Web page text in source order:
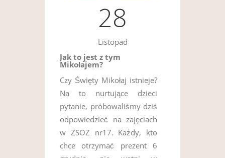
28
Listopad
Jak to jest z tym
Mikołajem?
Czy Święty Mikołaj istnieje?
Na to nurtujące dzieci
pytanie, próbowaliśmy dziś
odpowiedzieć na zajęciach
w ZSOZ nr17. Każdy, kto
chce otrzymać prezent 6